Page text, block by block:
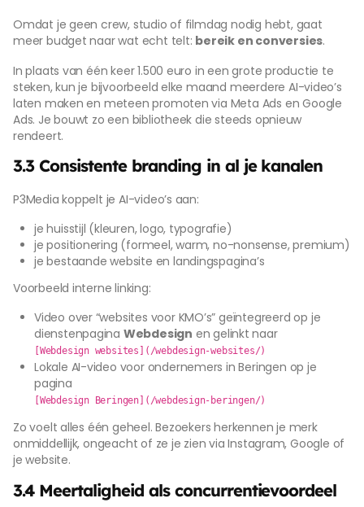
Omdat je geen crew, studio of filmdag nodig hebt, gaat
meer budget naar wat echt telt: bereik en conversies.
In plaats van één keer 1.500 euro in een grote productie te
steken, kun je bijvoorbeeld elke maand meerdere AI-video’s
laten maken en meteen promoten via Meta Ads en Google
Ads. Je bouwt zo een bibliotheek die steeds opnieuw
rendeert.
3.3 Consistente branding in al je kanalen
P3Media koppelt je AI-video’s aan:
je huisstijl (kleuren, logo, typografie)
je positionering (formeel, warm, no-nonsense, premium)
je bestaande website en landingspagina’s
Voorbeeld interne linking:
Video over “websites voor KMO’s” geïntegreerd op je
dienstenpagina Webdesign en gelinkt naar
[Webdesign websites](/webdesign-websites/)
Lokale AI-video voor ondernemers in Beringen op je
pagina
[Webdesign Beringen](/webdesign-beringen/)
Zo voelt alles één geheel. Bezoekers herkennen je merk
onmiddellijk, ongeacht of ze je zien via Instagram, Google of
je website.
3.4 Meertaligheid als concurrentievoordeel